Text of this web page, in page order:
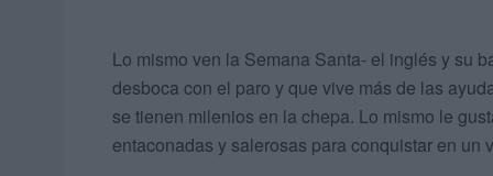
Lo mismo ven la Semana Santa- el inglés y su
desboca con el paro y que vive más de las
se tienen milenios en la chepa. Lo mismo le
entaconadas y salerosas para conquistar en un